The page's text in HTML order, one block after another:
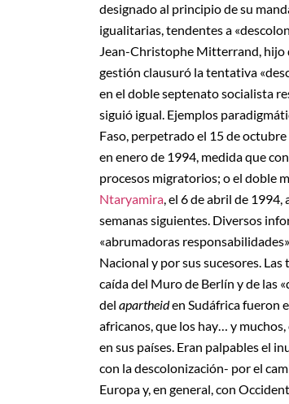
designado al principio de su
igualitarias, tendentes a
Jean-Christophe Mitterrand, hijo
gestión clausuró la tentativa
en el doble septenato socialista
siguió igual. Ejemplos
Faso, perpetrado el 15 de
en enero de 1994, medida que
procesos migratorios; o el doble
Ntaryamira, el 6 de abril de
semanas siguientes. Diversos
«abrumadoras
Nacional y por sus sucesores.
caída del Muro de Berlín y de las
del apartheiden Sudáfrica fueron
africanos, que los hay… y
en sus países. Eran palpables el
con la descolonización- por el
Europa y, en general, con